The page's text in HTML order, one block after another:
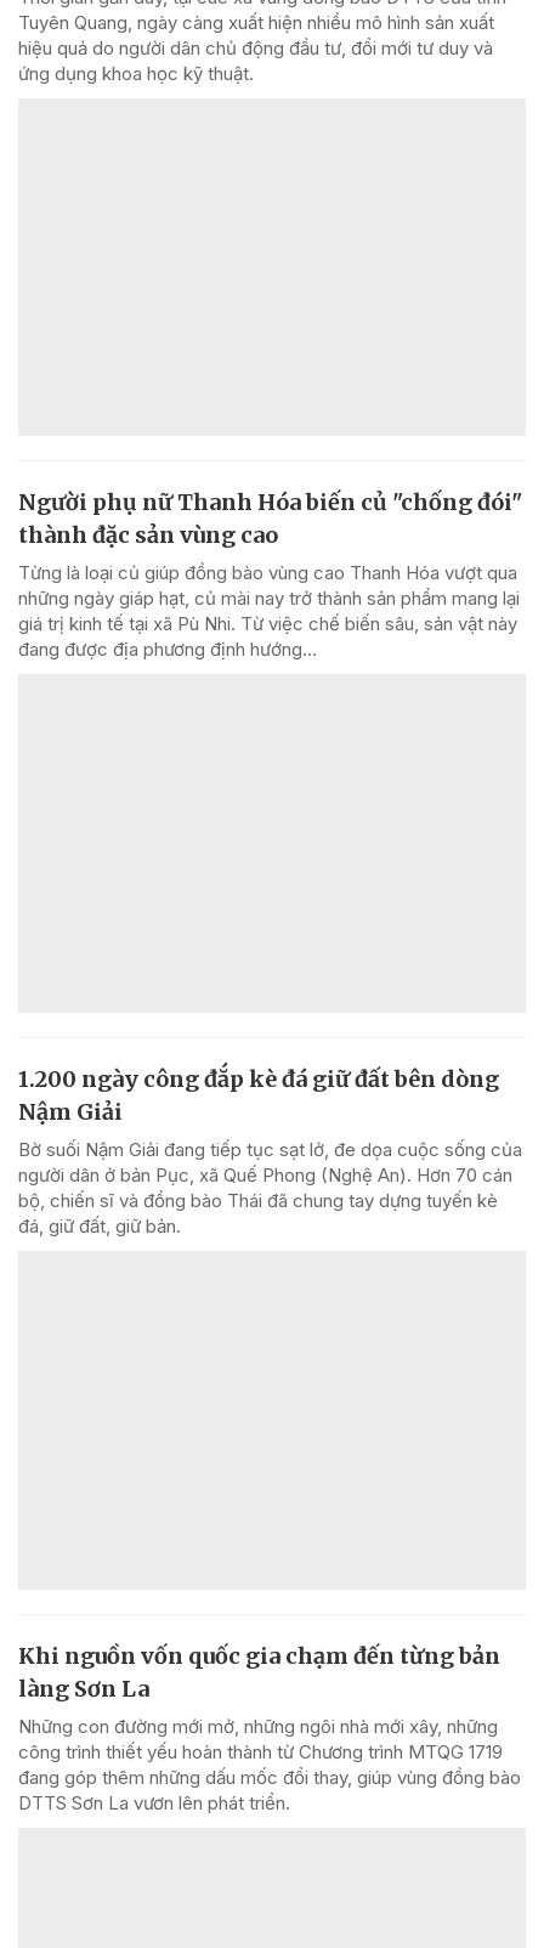
Tuyên Quang, ngày càng xuất hiện nhiều mô hình sản xuất
hiệu quả do người dân chủ động đầu tư, đổi mới tư duy và
ứng dụng khoa học kỹ thuật.
Người phụ nữ Thanh Hóa biến củ "chống đói"
thành đặc sản vùng cao
Từng là loại củ giúp đồng bào vùng cao Thanh Hóa vượt qua
những ngày giáp hạt, củ mài nay trở thành sản phẩm mang lại
giá trị kinh tế tại xã Pù Nhi. Từ việc chế biến sâu, sản vật này
đang được địa phương định hướng...
1.200 ngày công đắp kè đá giữ đất bên dòng
Nậm Giải
Bờ suối Nậm Giải đang tiếp tục sạt lở, đe dọa cuộc sống của
người dân ở bản Pục, xã Quế Phong (Nghệ An). Hơn 70 cán
bộ, chiến sĩ và đồng bào Thái đã chung tay dựng tuyến kè
đá, giữ đất, giữ bản.
Khi nguồn vốn quốc gia chạm đến từng bản
làng Sơn La
Những con đường mới mở, những ngôi nhà mới xây, những
công trình thiết yếu hoàn thành từ Chương trình MTQG 1719
đang góp thêm những dấu mốc đổi thay, giúp vùng đồng bào
DTTS Sơn La vươn lên phát triển.